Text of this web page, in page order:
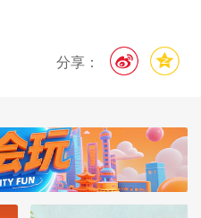
分享：